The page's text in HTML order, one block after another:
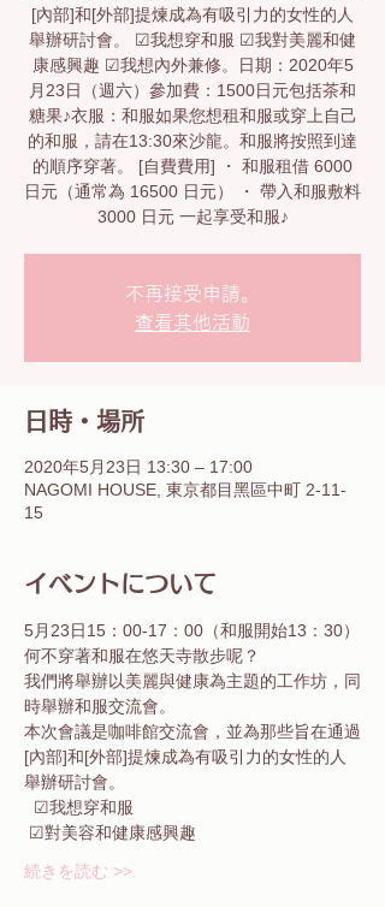
[內部]和[外部]提煉成為有吸引力的女性的人
舉辦研討會。 ☑︎我想穿和服 ☑︎我對美麗和健
康感興趣 ☑︎我想內外兼修。日期：2020年5
月23日（週六）參加費：1500日元包括茶和
糖果♪衣服：和服如果您想租和服或穿上自己
的和服，請在13:30來沙龍。和服將按照到達
的順序穿著。 [自費費用] ・ 和服租借 6000
日元（通常為 16500 日元） ・ 帶入和服敷料
3000 日元 一起享受和服♪
不再接受申請。
查看其他活動
日時・場所
2020年5月23日 13:30 – 17:00
NAGOMI HOUSE, 東京都目黑區中町 2-11-
15
イベントについて
5月23日15：00-17：00（和服開始13：30）
何不穿著和服在悠天寺散步呢？
我們將舉辦以美麗與健康為主題的工作坊，同
時舉辦和服交流會。
本次會議是咖啡館交流會，並為那些旨在通過
[內部]和[外部]提煉成為有吸引力的女性的人
舉辦研討會。
☑︎我想穿和服
☑︎對美容和健康感興趣
続きを読む >>